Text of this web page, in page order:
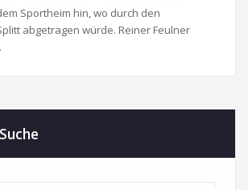
Sportheim hin, wo durch den
abgetragen würde. Reiner Feulner